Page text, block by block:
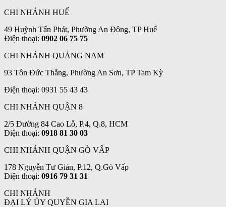
CHI NHÁNH HUẾ
49 Huỳnh Tấn Phát, Phường An Đông, TP Huế
Điện thoại: 0902 06 75 75
CHI NHÁNH QUẢNG NAM
93 Tôn Đức Thắng, Phường An Sơn, TP Tam Kỳ
Điện thoại: 0931 55 43 43
CHI NHÁNH QUẬN 8
2/5 Đường 84 Cao Lỗ, P.4, Q.8, HCM
Điện thoại: 0918 81 30 03
CHI NHÁNH QUẬN GÒ VẤP
178 Nguyễn Tư Giản, P.12, Q.Gò Vấp
Điện thoại: 0916 79 31 31
CHI NHÁNH
ĐẠI LÝ ỦY QUYỀN GIA LAI